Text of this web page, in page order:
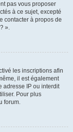
pas vous proposer
à ce sujet, excepté
contacter à propos de
».
les inscriptions afin
il est également
adresse IP ou interdit
Pour plus
forum.